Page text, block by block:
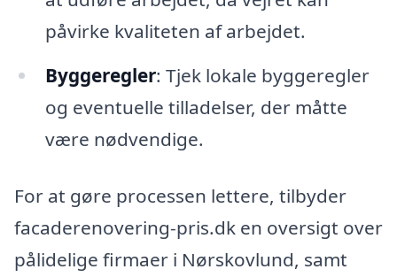
påvirke kvaliteten af arbejdet.
Byggeregler: Tjek lokale byggeregler
og eventuelle tilladelser, der måtte
være nødvendige.
For at gøre processen lettere, tilbyder
facaderenovering-pris.dk en oversigt over
pålidelige firmaer i Nørskovlund, samt